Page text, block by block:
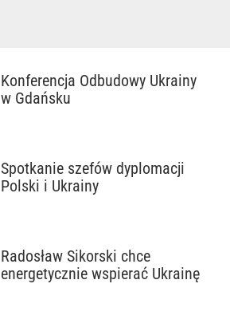
Konferencja Odbudowy Ukrainy
w Gdańsku
Spotkanie szefów dyplomacji
Polski i Ukrainy
Radosław Sikorski chce
energetycznie wspierać Ukrainę